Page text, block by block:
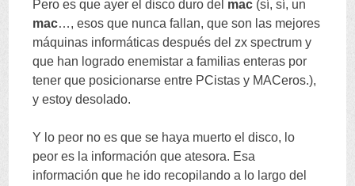
Pero es que ayer el disco duro del mac (sí,sí, un
mac…,esos que nunca fallan,que son las mejores
máquinas informáticas después del zx spectrum y
que han logrado enemistar a familias enteras por
tener que posicionarse entre PCistas y MACeros.),
y estoy desolado.
Y lo peor no es que se haya muerto el disco, lo
peor es la información que atesora. Esa
información que he ido recopilando a lo largo del